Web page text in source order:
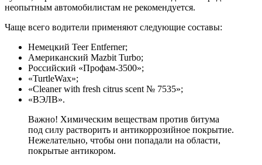
неопытным автомобилистам не рекомендуется.
Чаще всего водители применяют следующие составы:
Немецкий Teer Entferner;
Американский Mazbit Turbo;
Российский «Профам-3500»;
«TurtleWax»;
«Cleaner with fresh citrus scent № 7535»;
«ВЭЛВ».
Важно! Химическим веществам против битума
под силу растворить и антикоррозийное покрытие.
Нежелательно, чтобы они попадали на области,
покрытые антикором.